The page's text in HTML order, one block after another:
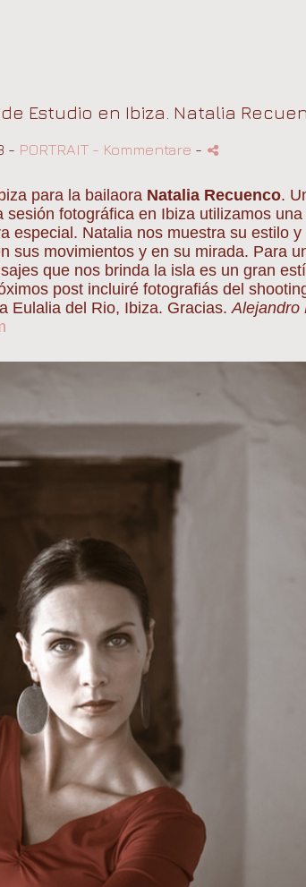
Estudio en Ibiza. Natalia
- PORTRAIT - Kommentare -
para la bailaora Natalia Recuenco.
fotográfica en Ibiza utilizamos
especial. Natalia nos muestra su estilo
sus movimientos y en su mirada. Para
que nos brinda la isla es un gran
post incluiré fotografiás del
Eulalia del Rio, Ibiza. Gracias.Alejandro